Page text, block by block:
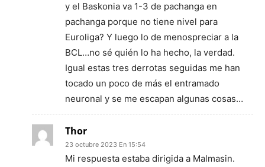
y el Baskonia va 1-3 de pachanga en
pachanga porque no tiene nivel para
Euroliga? Y luego lo de menospreciar a la
BCL…no sé quién lo ha hecho, la verdad.
Igual estas tres derrotas seguidas me han
tocado un poco de más el entramado
neuronal y se me escapan algunas cosas…
Thor
23 octubre 2023 En 15:54
Mi respuesta estaba dirigida a Malmasin.